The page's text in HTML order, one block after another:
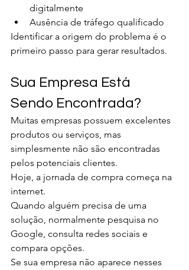
digitalmente
Ausência de tráfego qualificado
Identificar a origem do problema é o
primeiro passo para gerar resultados.
Sua Empresa Está
Sendo Encontrada?
Muitas empresas possuem excelentes
produtos ou serviços, mas
simplesmente não são encontradas
pelos potenciais clientes.
Hoje, a jornada de compra começa na
internet.
Quando alguém precisa de uma
solução, normalmente pesquisa no
Google, consulta redes sociais e
compara opções.
Se sua empresa não aparece nesses